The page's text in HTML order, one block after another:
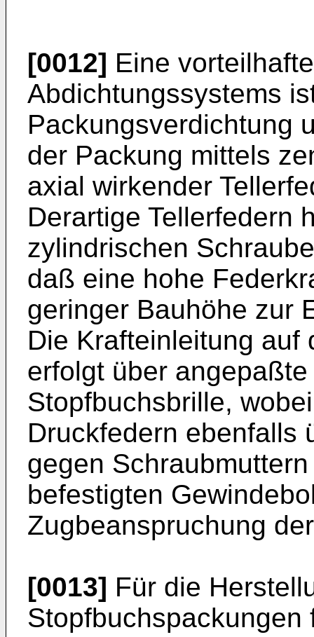
[0012] Eine
Abdichtungssystems
Packungsverdichtung
der Packung mittels
axial wirkender
Derartige Tellerfedern
zylindrischen
daß eine hohe
geringer Bauhöhe zur
Die Krafteinleitung auf
erfolgt über
Stopfbuchsbrille,
Druckfedern ebenfalls
gegen
befestigten
Zugbeanspruchung
[0013] Für die